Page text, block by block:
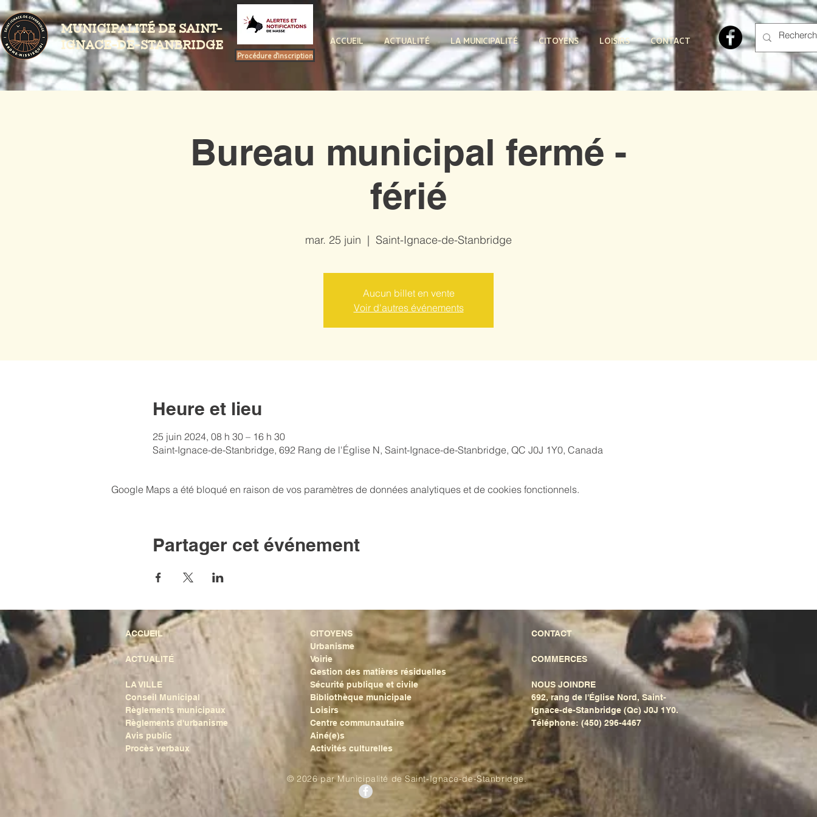
MUNICIPALITÉ DE SAINT-
IGNACE-DE-STANBRIDGE
Procédure d'inscription
ACCUEIL ACTUALITÉ LA MUNICIPALITÉ CITOYENS LOISIRS CONTACT
Bureau municipal fermé -
férié
mar. 25 juin
  |
Saint-Ignace-de-Stanbridge
Aucun billet en vente
Voir d'autres événements
Heure et lieu
25 juin 2024, 08 h 30 – 16 h 30
Saint-Ignace-de-Stanbridge, 692 Rang de l'Église N, Saint-Ignace-de-Stanbridge, QC J0J 1Y0, Canada
Google Maps a été bloqué en raison de vos paramètres de données analytiques et de cookies fonctionnels.
Partager cet événement
ACCUEIL
ACTUALITÉ
LA VILLE
Conseil Municipal
Règlements municipaux
Règlements d'urbanisme
Avis public
Procès verbaux
CITOYENS
Urbanisme
Voirie
Gestion des matières résiduelles
Sécurité publique et civile
Bibliothèque municipale
Loisirs
Centre communautaire
Ainé(e)s
Activités culturelles
CONTACT
COMMERCES
NOUS JOINDRE
692, rang de l'Église Nord, Saint-
Ignace-de-Stanbridge (Qc) J0J 1Y0.
Téléphone: (450) 296-4467
© 2026 par Municipalité de Saint-Ignace-de-Stanbridge.